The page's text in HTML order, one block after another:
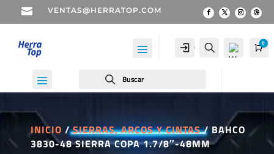
 VENTAS@HERRATOP.COM
Cuenta Buscar
Wis
0
Buscar
INICIO /SIERRAS, ARCOS Y CINTAS/ BAHCO
3830-48 SIERRA COPA 1.7/8″-48MM